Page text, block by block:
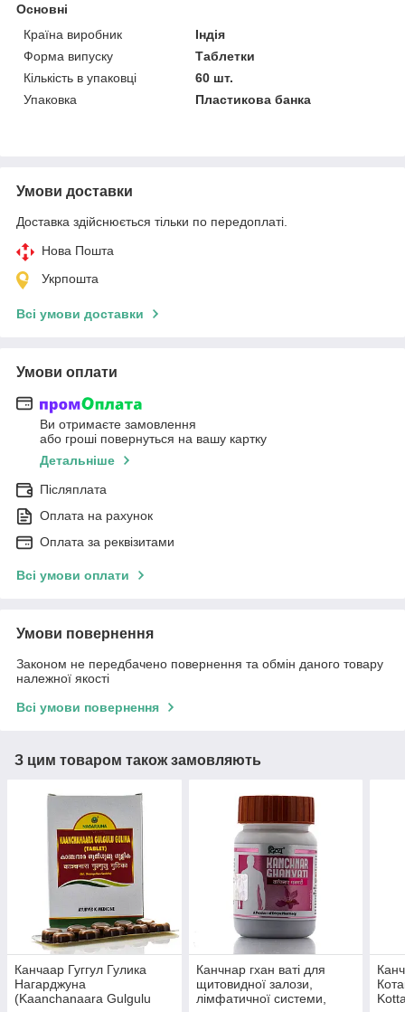
Основні
Країна виробник
Індія
Форма випуску
Таблетки
Кількість в упаковці
60 шт.
Упаковка
Пластикова банка
Умови доставки
Доставка здійснюється тільки по передоплаті.
Нова Пошта
Укрпошта
Всі умови доставки
Умови оплати
Ви отримаєте замовлення
або гроші повернуться на вашу картку
Детальніше
Післяплата
Оплата на рахунок
Оплата за реквізитами
Всі умови оплати
Умови повернення
Законом не передбачено повернення та обмін даного товару
належної якості
Всі умови повернення
З цим товаром також замовляють
Канчаар Гуггул Гулика
Нагарджуна
(Kaanchanaara Gulgulu
Канчнар гхан ваті для
щитовидної залози,
лімфатичної системи,